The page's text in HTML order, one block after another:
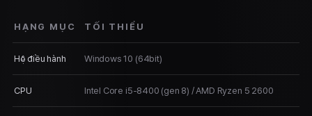
HẠNG MỤC TỐI THIỂU
Hệ điều hành Windows 10 (64bit)
CPU Intel Core i5-8400 (gen 8) / AMD Ryzen 5 2600